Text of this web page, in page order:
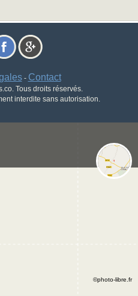
- Contact
Tous droits réservés.
interdite sans autorisation.
©photo-libre.fr